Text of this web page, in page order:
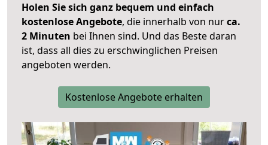
Holen Sie sich ganz bequem und einfach
kostenlose Angebote, die innerhalb von nurca.
2 Minuten bei Ihnen sind. Und das Beste daran
ist, dass all dies zu erschwinglichen Preisen
angeboten werden.
Kostenlose Angebote erhalten